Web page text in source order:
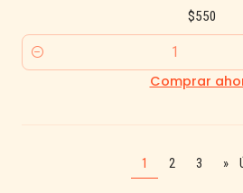
$550
Cantidad
Comprar
1 2 3 »